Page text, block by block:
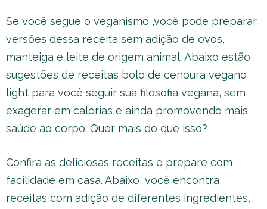
Se você segue o veganismo ,você pode preparar
versões dessa receita sem adição de ovos,
manteiga e leite de origem animal. Abaixo estão
sugestões de receitas bolo de cenoura vegano
light para você seguir sua filosofia vegana, sem
exagerar em calorias e ainda promovendo mais
saúde ao corpo. Quer mais do que isso?
Confira as deliciosas receitas e prepare com
facilidade em casa. Abaixo, você encontra
receitas com adição de diferentes ingredientes,